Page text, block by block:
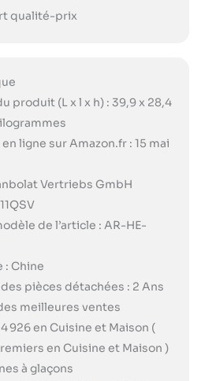
qualité-prix
produit (L x l x h) : 39,9 x 28,4
ligne sur Amazon.fr : 15 mai
Vertriebs GmbH
de l’article : AR-HE-
: Chine
pièces détachées : 2 Ans
meilleures ventes
926 en Cuisine et Maison (
en Cuisine et Maison )
à glaçons